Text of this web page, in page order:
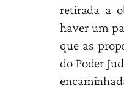
retirada a
haver um
que as
do Poder